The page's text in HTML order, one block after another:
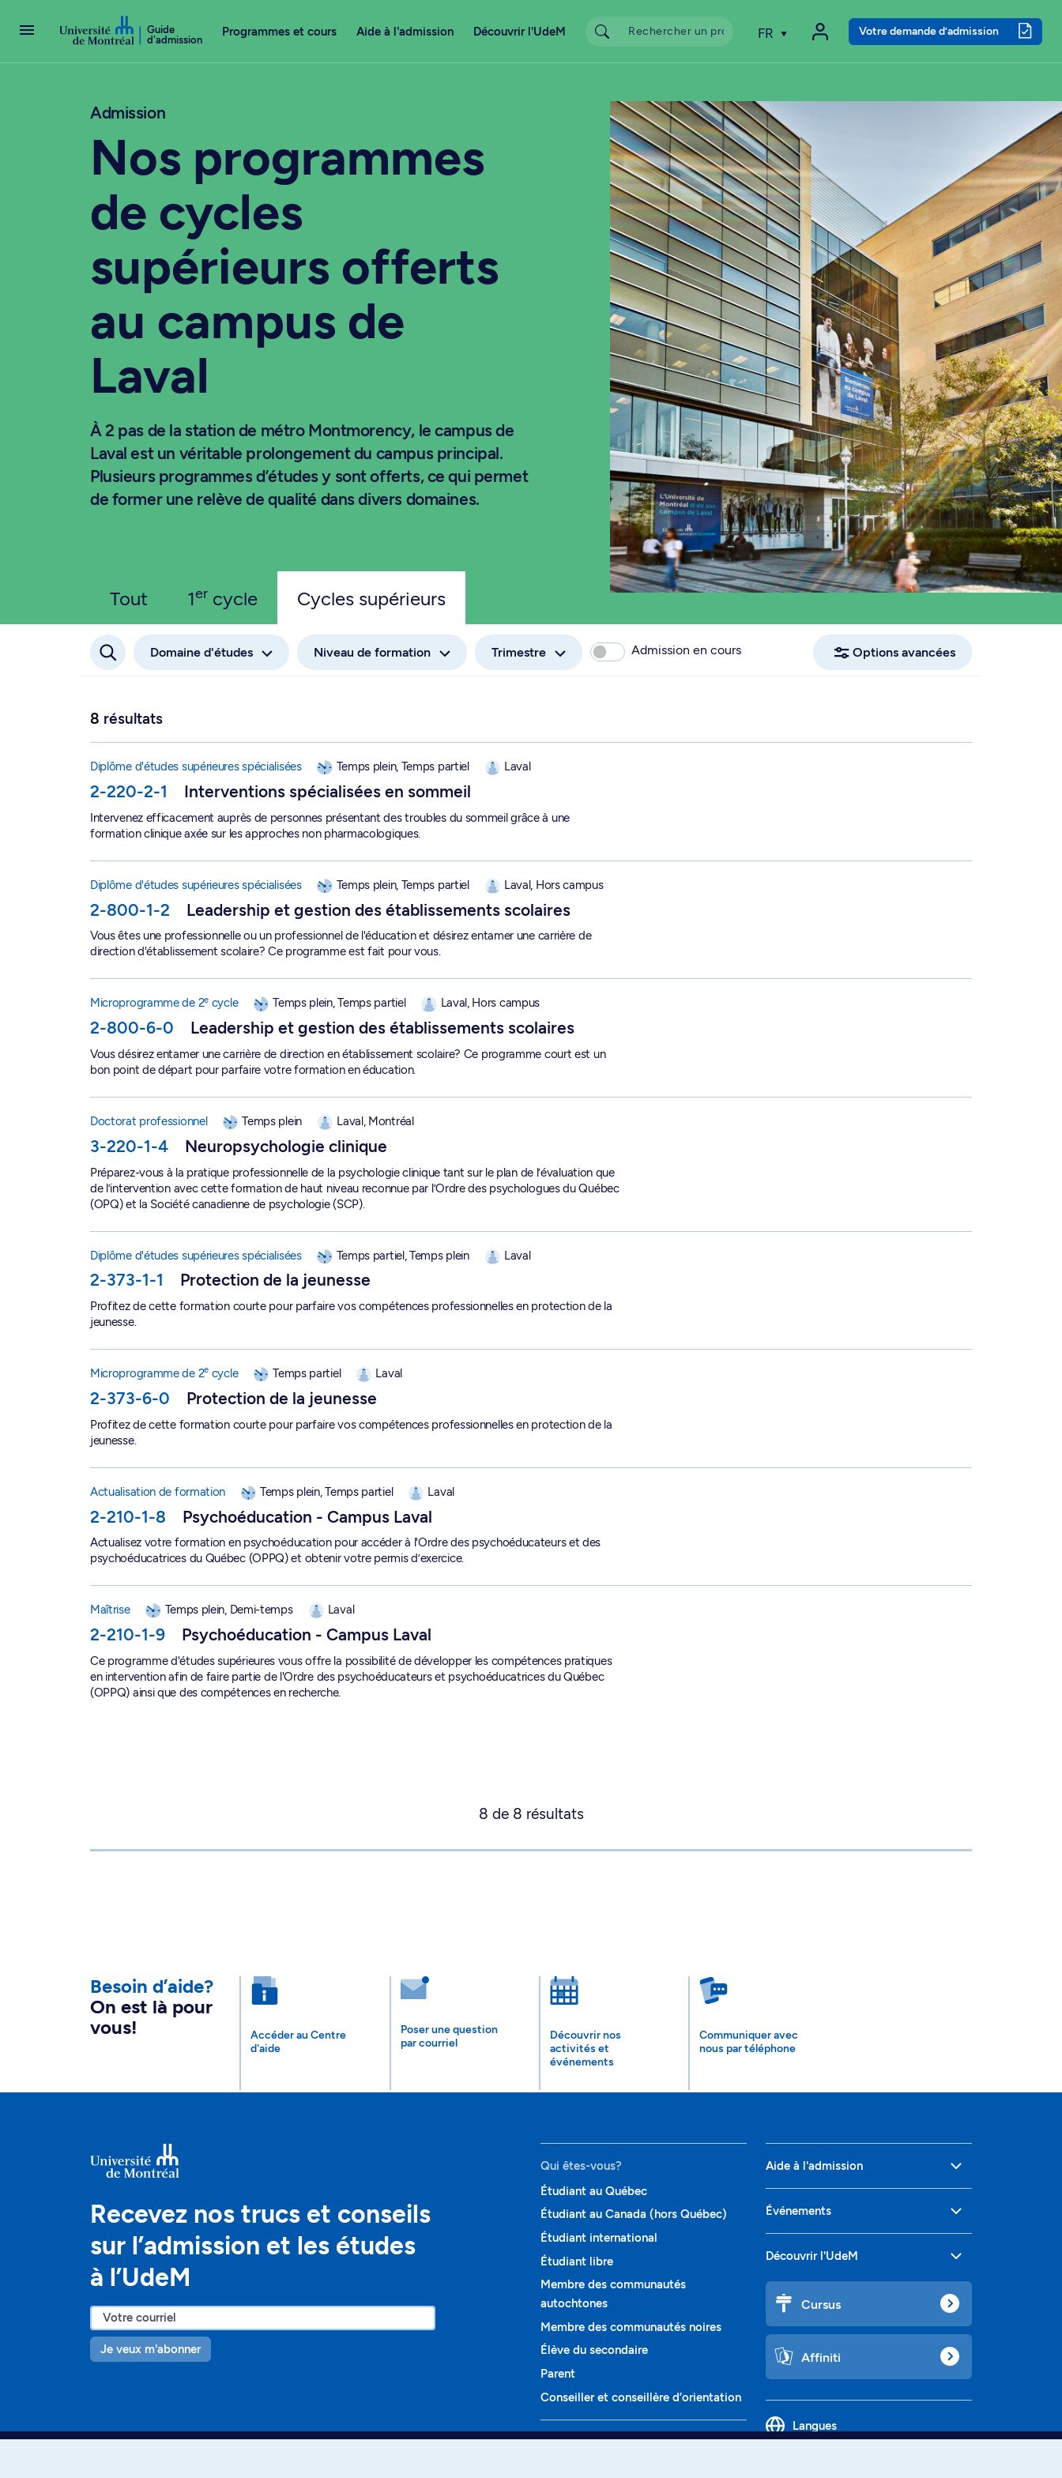
Guide
d'admission
Programmes et cours Aide à l'admission Découvrir l'UdeM FR Votre demande d’admission
Admission
Nos programmes
de cycles
supérieurs offerts
au campus de
Laval
À 2 pas de la station de métro Montmorency, le campus de
Laval est un véritable prolongement du campus principal.
Plusieurs programmes d’études y sont offerts, ce qui permet
de former une relève de qualité dans divers domaines.
Tout 1er cycle Cycles supérieurs
Domaine d'études Niveau de formation Trimestre Admission en cours Options avancées
8 résultats
Diplôme d'études supérieures spécialisées Temps plein, Temps partiel Laval
2-220-2-1 Interventions spécialisées en sommeil
Intervenez efficacement auprès de personnes présentant des troubles du sommeil grâce à une
formation clinique axée sur les approches non pharmacologiques.
Diplôme d'études supérieures spécialisées Temps plein, Temps partiel Laval, Hors campus
2-800-1-2 Leadership et gestion des établissements scolaires
Vous êtes une professionnelle ou un professionnel de l'éducation et désirez entamer une carrière de
direction d'établissement scolaire? Ce programme est fait pour vous.
e
Microprogramme de 2e cycle Temps plein, Temps partiel Laval, Hors campus
2-800-6-0 Leadership et gestion des établissements scolaires
Vous désirez entamer une carrière de direction en établissement scolaire? Ce programme court est un
bon point de départ pour parfaire votre formation en éducation.
Doctorat professionnel Temps plein Laval, Montréal
3-220-1-4 Neuropsychologie clinique
Préparez-vous à la pratique professionnelle de la psychologie clinique tant sur le plan de l’évaluation que
de l’intervention avec cette formation de haut niveau reconnue par l’Ordre des psychologues du Québec
(OPQ) et la Société canadienne de psychologie (SCP).
Diplôme d'études supérieures spécialisées Temps partiel, Temps plein Laval
2-373-1-1 Protection de la jeunesse
Profitez de cette formation courte pour parfaire vos compétences professionnelles en protection de la
jeunesse.
e
Microprogramme de 2e cycle Temps partiel Laval
2-373-6-0 Protection de la jeunesse
Profitez de cette formation courte pour parfaire vos compétences professionnelles en protection de la
jeunesse.
Actualisation de formation Temps plein, Temps partiel Laval
2-210-1-8 Psychoéducation - Campus Laval
Actualisez votre formation en psychoéducation pour accéder à l'Ordre des psychoéducateurs et des
psychoéducatrices du Québec (OPPQ) et obtenir votre permis d’exercice.
Maîtrise Temps plein, Demi-temps Laval
2-210-1-9 Psychoéducation - Campus Laval
Ce programme d'études supérieures vous offre la possibilité de développer les compétences pratiques
en intervention afin de faire partie de l'Ordre des psychoéducateurs et psychoéducatrices du Québec
(OPPQ) ainsi que des compétences en recherche.
8 de 8 résultats
Besoin d’aide?
On est là pour
vous!
Accéder au Centre
d'aide
Poser une question
par courriel
Découvrir nos
activités et
événements
Communiquer avec
nous par téléphone
Recevez nos trucs et conseils
sur l’admission et les études
à l’UdeM
Je veux m'abonner
Qui êtes-vous?
Étudiant au Québec
Étudiant au Canada (hors Québec)
Étudiant international
Étudiant libre
Membre des communautés
autochtones
Membre des communautés noires
Élève du secondaire
Parent
Conseiller et conseillère d’orientation
Programmes et cours
Aide à l'admission
Événements
Découvrir l'UdeM
Cursus
Affiniti
Langues